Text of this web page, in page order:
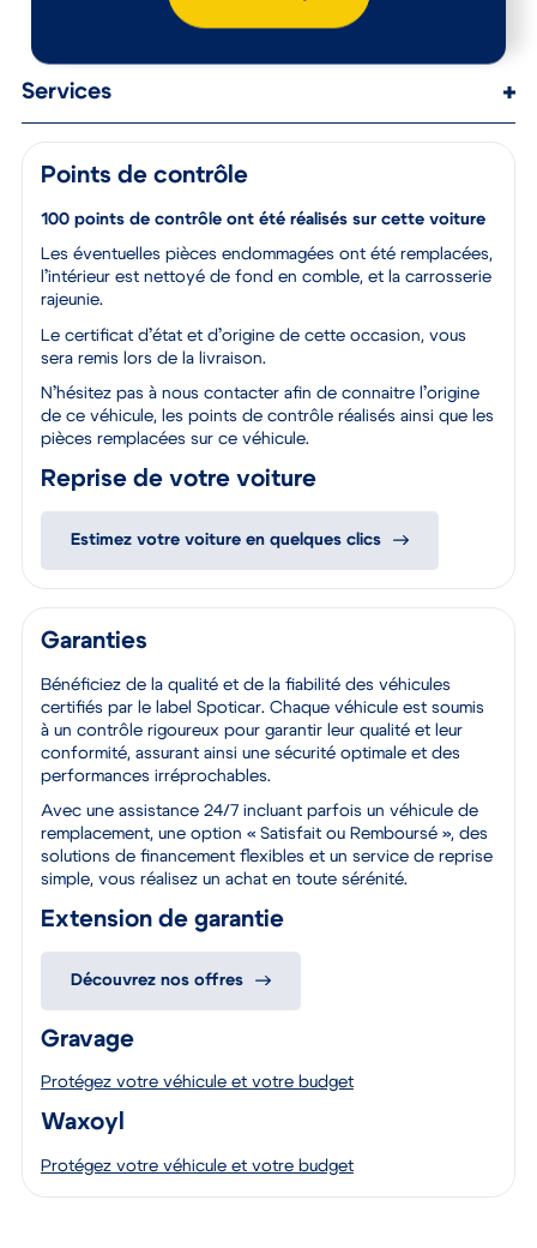
Services
Points de contrôle
100 points de contrôle ont été réalisés sur cette voiture
Les éventuelles pièces endommagées ont été remplacées,
l’intérieur est nettoyé de fond en comble, et la carrosserie
rajeunie.
Le certificat d’état et d’origine de cette occasion, vous
sera remis lors de la livraison.
N’hésitez pas à nous contacter afin de connaitre l’origine
de ce véhicule, les points de contrôle réalisés ainsi que les
pièces remplacées sur ce véhicule.
Reprise de votre voiture
Estimez votre voiture en quelques clics
Garanties
Bénéficiez de la qualité et de la fiabilité des véhicules
certifiés par le label Spoticar. Chaque véhicule est soumis
à un contrôle rigoureux pour garantir leur qualité et leur
conformité, assurant ainsi une sécurité optimale et des
performances irréprochables.
Avec une assistance 24/7 incluant parfois un véhicule de
remplacement, une option « Satisfait ou Remboursé », des
solutions de financement flexibles et un service de reprise
simple, vous réalisez un achat en toute sérénité.
Extension de garantie
Découvrez nos offres
Gravage
Protégez votre véhicule et votre budget
Waxoyl
Protégez votre véhicule et votre budget